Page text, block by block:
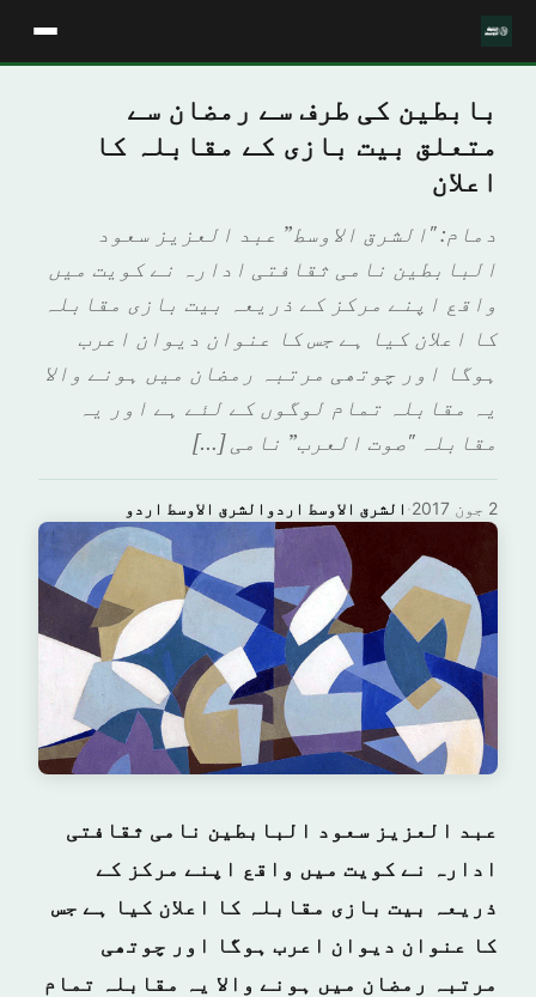
بابطین کی طرف سے رمضان سے
متعلق بیت بازی کے مقابلہ کا
اعلان
دمام: "الشرق الاوسط” عبد العزیز سعود
البابطین نامی ثقافتی ادارہ نے کویت میں
واقع اپنے مرکز کے ذریعہ بیت بازی مقابلہ
کا اعلان کیا ہے جس کا عنوان دیوان اعرب
ہوگا اور چوتھی مرتبہ رمضان میں ہونے والا
یہ مقابلہ تمام لوگوں کے لئے ہے اور یہ
مقابلہ "صوت العرب” نامی […]
الشرق الاوسط اردوالشرق الاوسط اردو · 2 جون 2017
عبد العزیز سعود البابطین نامی ثقافتی
ادارہ نے کویت میں واقع اپنے مرکز کے
ذریعہ بیت بازی مقابلہ کا اعلان کیا ہے جس
کا عنوان دیوان اعرب ہوگا اور چوتھی
مرتبہ رمضان میں ہونے والا یہ مقابلہ تمام